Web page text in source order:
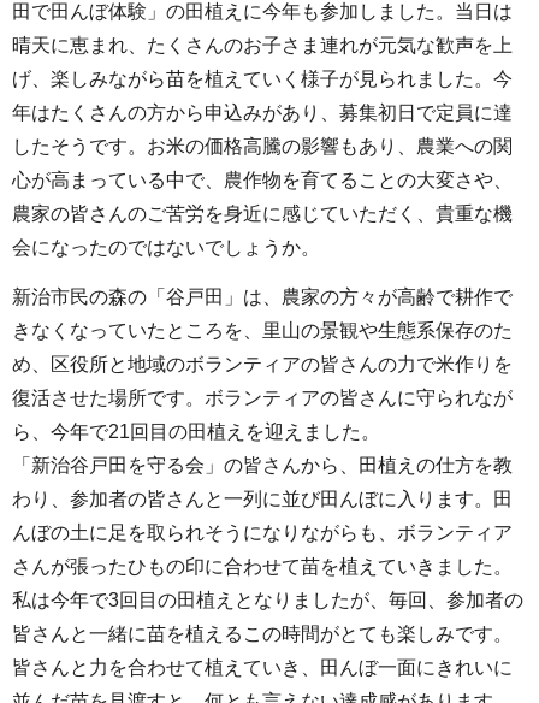
田で田んぼ体験」の田植えに今年も参加しました。当日は
晴天に恵まれ、たくさんのお子さま連れが元気な歓声を上
げ、楽しみながら苗を植えていく様子が見られました。今
年はたくさんの方から申込みがあり、募集初日で定員に達
したそうです。お米の価格高騰の影響もあり、農業への関
心が高まっている中で、農作物を育てることの大変さや、
農家の皆さんのご苦労を身近に感じていただく、貴重な機
会になったのではないでしょうか。
新治市民の森の「谷戸田」は、農家の方々が高齢で耕作で
きなくなっていたところを、里山の景観や生態系保存のた
め、区役所と地域のボランティアの皆さんの力で米作りを
復活させた場所です。ボランティアの皆さんに守られなが
ら、今年で21回目の田植えを迎えました。
「新治谷戸田を守る会」の皆さんから、田植えの仕方を教
わり、参加者の皆さんと一列に並び田んぼに入ります。田
んぼの土に足を取られそうになりながらも、ボランティア
さんが張ったひもの印に合わせて苗を植えていきました。
私は今年で3回目の田植えとなりましたが、毎回、参加者の
皆さんと一緒に苗を植えるこの時間がとても楽しみです。
皆さんと力を合わせて植えていき、田んぼ一面にきれいに